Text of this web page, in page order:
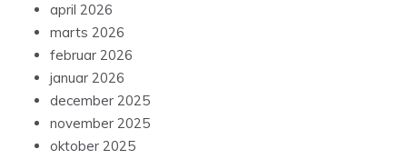
april 2026
marts 2026
februar 2026
januar 2026
december 2025
november 2025
oktober 2025